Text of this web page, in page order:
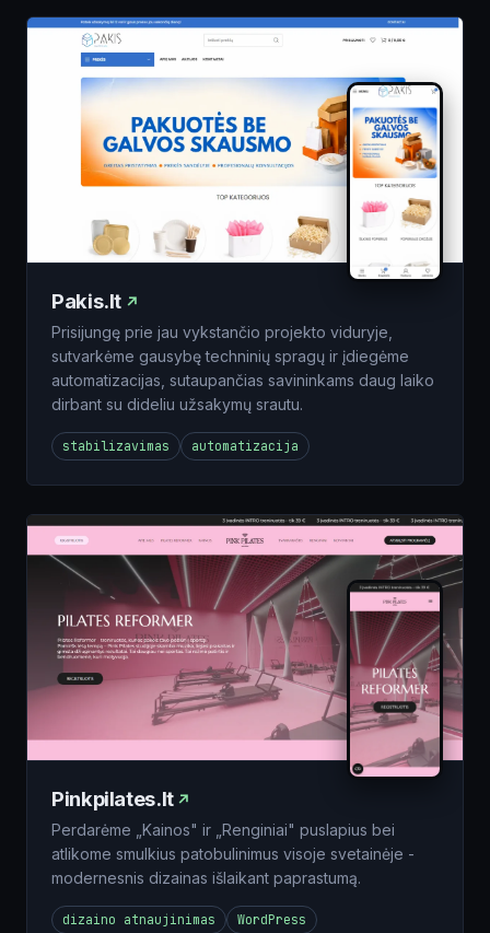
Pakis.lt
Prisijungę prie jau vykstančio projekto viduryje,
sutvarkėme gausybę techninių spragų ir įdiegėme
automatizacijas, sutaupančias savininkams daug laiko
dirbant su dideliu užsakymų srautu.
stabilizavimas automatizacija
Pinkpilates.lt
Perdarėme „Kainos" ir „Renginiai" puslapius bei
atlikome smulkius patobulinimus visoje svetainėje -
modernesnis dizainas išlaikant paprastumą.
dizaino atnaujinimas WordPress